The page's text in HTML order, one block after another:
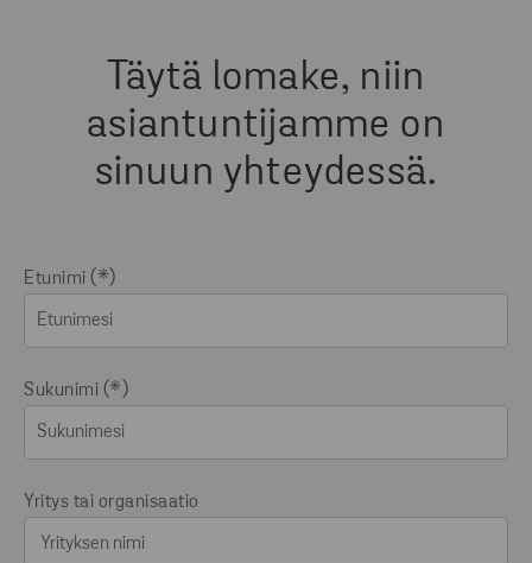
Täytä lomake, niin
asiantuntijamme on
sinuun yhteydessä.
Etunimi
Sukunimi
Yritys tai organisaatio